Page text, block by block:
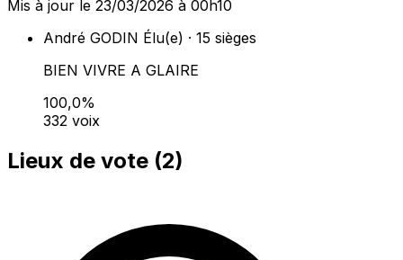
Mis à jour le 23/03/2026 à 00h10
André GODIN Élu(e) · 15 sièges
BIEN VIVRE A GLAIRE
100,0%
332 voix
Lieux de vote (2)